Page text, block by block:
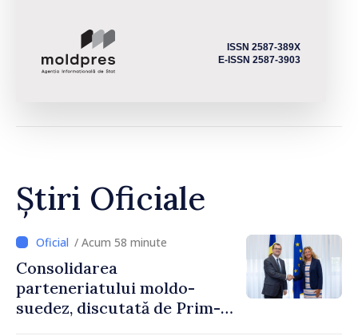
ISSN 2587-389X
E-ISSN 2587-3903
Știri Oficiale
/ Acum 58 minute
Consolidarea
parteneriatului moldo-
suedez, discutată de Prim-